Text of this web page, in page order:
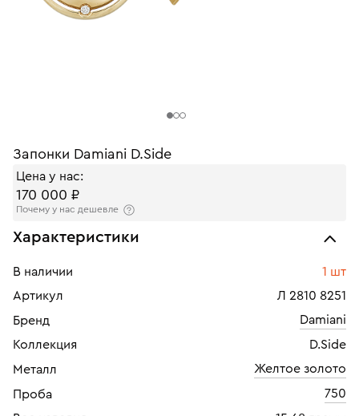
Запонки Damiani D.Side
Цена у нас:
170 000 ₽
Почему у нас дешевле
Характеристики
В наличии
1 шт
Артикул
Л 2810 8251
Бренд
Damiani
Коллекция
D.Side
Металл
Желтое золото
Проба
750